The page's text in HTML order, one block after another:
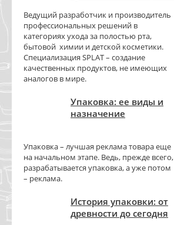
Ведущий разработчик и производитель
профессиональных решений в
категориях ухода за полостью рта,
бытовой химии и детской косметики.
Специализация SPLAT – создание
качественных продуктов, не имеющих
аналогов в мире.
Упаковка: ее виды и
назначение
Упаковка – лучшая реклама товара еще
на начальном этапе. Ведь, прежде всего,
разрабатывается упаковка, а уже потом
– реклама.
История упаковки: от
древности до сегодня